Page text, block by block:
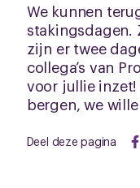
We kunnen
stakingsdagen.
zijn er twee
collega’s van
voor jullie inzet!
bergen, we
Deel deze pagina